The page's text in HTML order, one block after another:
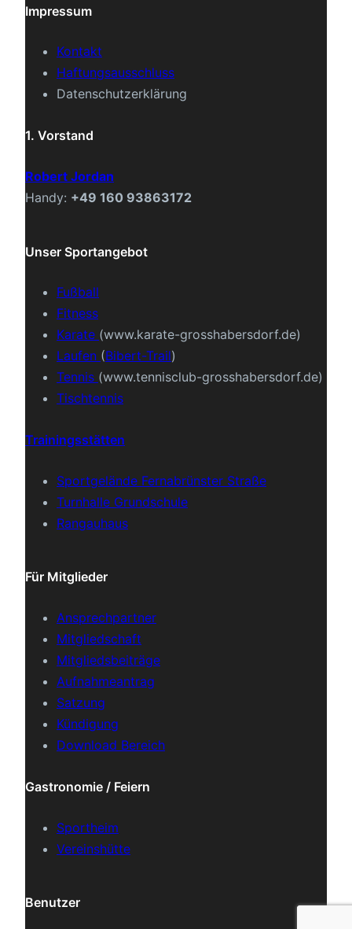
Impressum
Kontakt
Haftungsausschluss
Datenschutzerklärung
1. Vorstand
Robert Jordan
Handy: +49 160 93863172
Unser Sportangebot
Fußball
Fitness
Karate (www.karate-grosshabersdorf.de)
Laufen (Bibert-Trail)
Tennis (www.tennisclub-grosshabersdorf.de)
Tischtennis
Trainingsstätten
Sportgelände Fernabrünster Straße
Turnhalle Grundschule
Rangauhaus
Für Mitglieder
Ansprechpartner
Mitgliedschaft
Mitgliedsbeiträge
Aufnahmeantrag
Satzung
Kündigung
Download Bereich
Gastronomie / Feiern
Sportheim
Vereinshütte
Benutzer